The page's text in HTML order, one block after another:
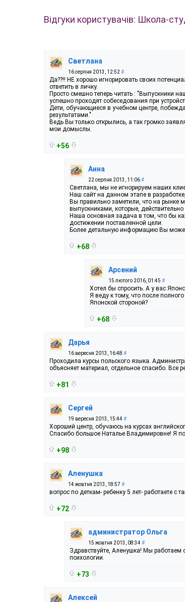
Відгуки користувачів: Школа-
Светлана
16 серпня 2013, 12:52 #
Да??!! НЕ хорошо игнорировать своих
ответить в личку.
Просто смешно теперь читать : "Выпускники
успешно проходят собеседования при
Дети, обучающиеся в учебном центре,
результатами."
Ведь Вы только открылись, а так громко
мои домыслы.
+56
Анна
22 серпня 2013, 11:06#
Светлана, мы не игнорируем наших
Наш сайт на данном этапе в
Вы правильно заметили, что на рынке
выпускниками, которые,
Наша основная задача в том, что бы
достижении поставленной цели.
Более детальную информацию Вы
+68
Арсений
15 лютого 2016, 01:45 #
Хотел бы спросить. А у вас
Я веду к тому, что после
Японской стороной?
+68
Дарья
16 вересня 2013, 16:48 #
Проходила курсы польского языка.
объясняет материал, отдельное спасибо. Все
+81
Сергей
19 вересня 2013, 15:44 #
Хороший центр, обучаюсь на курсах
Спасибо большое Наталье Владимировне! Я
+98
Аленушка
14 жовтня 2013, 18:57 #
вопрос по деткам- ребенку 5 лет- работаете с
+72
администратор Ольга
15 жовтня 2013, 08:34 #
Здравствуйте, Аленушка! Мы работаем
психологии.
+73
Алексей